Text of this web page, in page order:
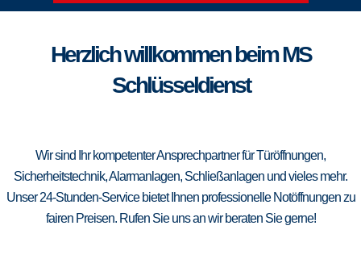
Herzlich willkommen beim MS
Schlüsseldienst
Wir sind Ihr kompetenter Ansprechpartner für Türöffnungen,
Sicherheitstechnik, Alarmanlagen, Schließanlagen und vieles mehr.
Unser 24-Stunden-Service bietet Ihnen professionelle Notöffnungen zu
fairen Preisen. Rufen Sie uns an wir beraten Sie gerne!